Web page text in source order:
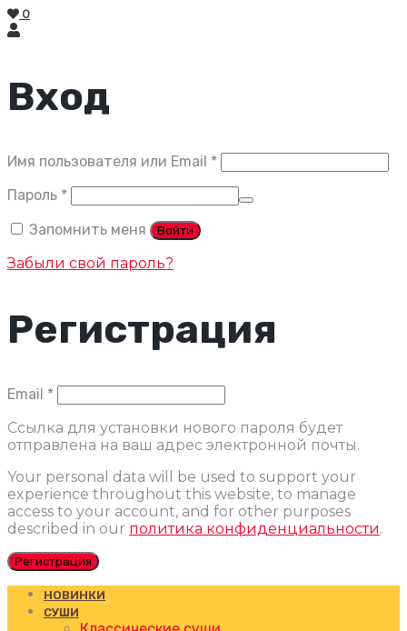
0
Вход
Имя пользователя или Email *
Пароль *
Запомнить меня Войти
Забыли свой пароль?
Регистрация
Email *
Ссылка для установки нового пароля будет
отправлена ​​на ваш адрес электронной почты.
Your personal data will be used to support your
experience throughout this website, to manage
access to your account, and for other purposes
described in our политика конфиденциальности.
Регистрация
НОВИНКИ
СУШИ